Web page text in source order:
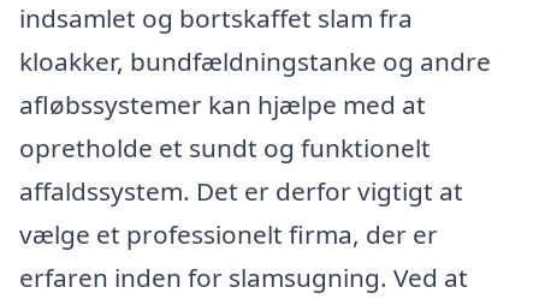
indsamlet og bortskaffet slam fra
kloakker, bundfældningstanke og andre
afløbssystemer kan hjælpe med at
opretholde et sundt og funktionelt
affaldssystem. Det er derfor vigtigt at
vælge et professionelt firma, der er
erfaren inden for slamsugning. Ved at